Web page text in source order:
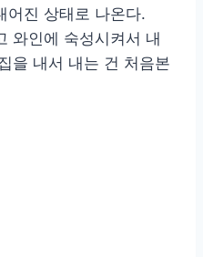
어진 상태로 나온다.
와인에 숙성시켜서 내
을 내서 내는 건 처음본